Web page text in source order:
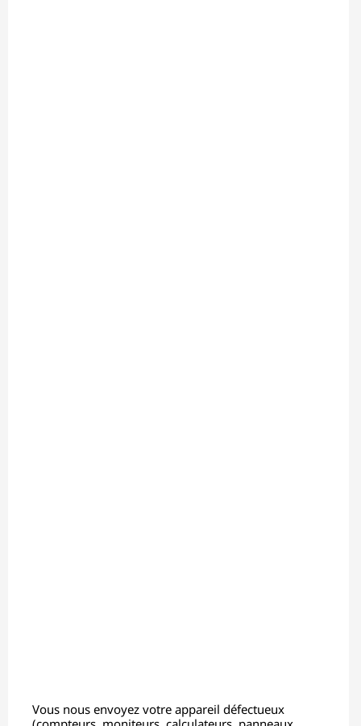
Vous nous envoyez votre appareil défectueux